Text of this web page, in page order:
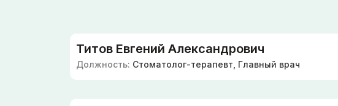
Титов Евгений Александрович
Должность: Стоматолог-терапевт, Главный врач